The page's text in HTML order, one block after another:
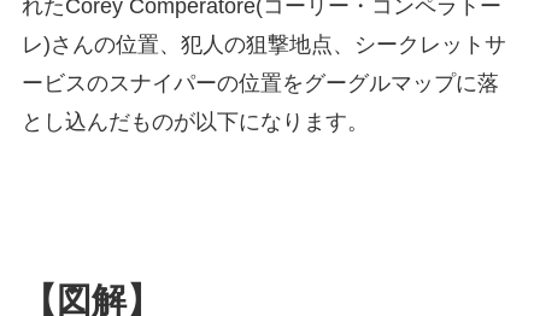
れたCorey Comperatore(コーリー・コンペラトー
レ)さんの位置、犯人の狙撃地点、シークレットサ
ービスのスナイパーの位置をグーグルマップに落
とし込んだものが以下になります。
【図解】